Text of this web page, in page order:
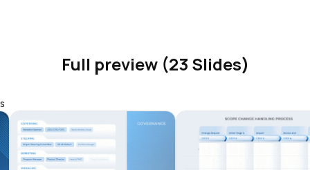
Full preview (23 Slides)
s